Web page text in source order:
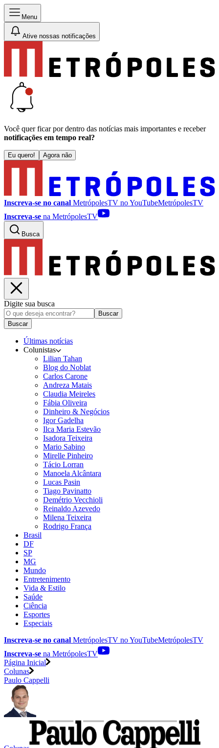
Menu
Ative nossas notificações
Você quer ficar por dentro das notícias mais importantes e receber
notificações em tempo real?
Eu quero! Agora não
Inscreva-se no canal MetrópolesTV noYouTubeMetrópolesTV
Inscreva-se na MetrópolesTV
Busca
Digite sua busca
Buscar
Buscar
Últimas notícias
Colunistas
Lilian Tahan
Blog do Noblat
Carlos Carone
Andreza Matais
Claudia Meireles
Fábia Oliveira
Dinheiro & Negócios
Igor Gadelha
Ilca Maria Estevão
Isadora Teixeira
Mario Sabino
Mirelle Pinheiro
Tácio Lorran
Manoela Alcântara
Lucas Pasin
Tiago Pavinatto
Demétrio Vecchioli
Reinaldo Azevedo
Milena Teixeira
Rodrigo França
Brasil
DF
SP
MG
Mundo
Entretenimento
Vida & Estilo
Saúde
Ciência
Esportes
Especiais
Inscreva-se no canal MetrópolesTV noYouTubeMetrópolesTV
Inscreva-se na MetrópolesTV
Página Inicial
Colunas
Paulo Cappelli